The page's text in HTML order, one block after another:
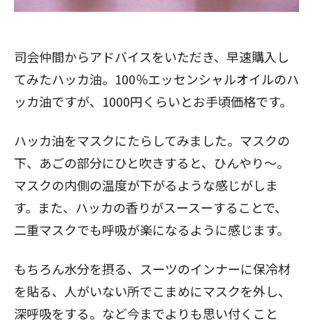
司会仲間からアドバイスをいただき、早速購入し
てみたハッカ油。100％エッセンシャルオイルのハ
ッカ油ですが、1000円くらいとお手頃価格です。
ハッカ油をマスクにたらしてみました。マスクの
下、あごの部分にひと吹きすると、ひんやり～。
マスクの内側の温度が下がるような感じがしま
す。また、ハッカの香りがスースーすることで、
二重マスクでも呼吸が楽になるように感じます。
もちろん水分を摂る、スーツのインナーに保冷材
を貼る、人がいない所でこまめにマスクを外し、
深呼吸をする。など今までよりも思い付くこと